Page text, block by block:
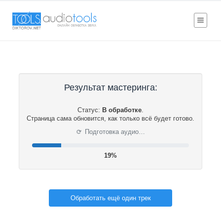
Результат мастеринга:
Статус: В обработке.
Страница сама обновится, как только всё будет готово.
⟳ Подготовка аудио…
19%
Обработать ещё один трек